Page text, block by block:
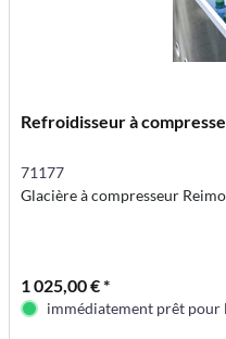
Refroidisseur à
71177
Glacière à compresseur
1 025,00 € *
immédiatement prêt pour